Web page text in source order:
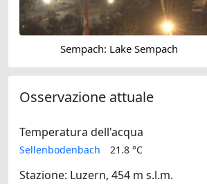
Sempach: Lake Sempach
Osservazione attuale
Temperatura dell'acqua
Sellenbodenbach 21.8 °C
Stazione: Luzern, 454 m s.l.m.